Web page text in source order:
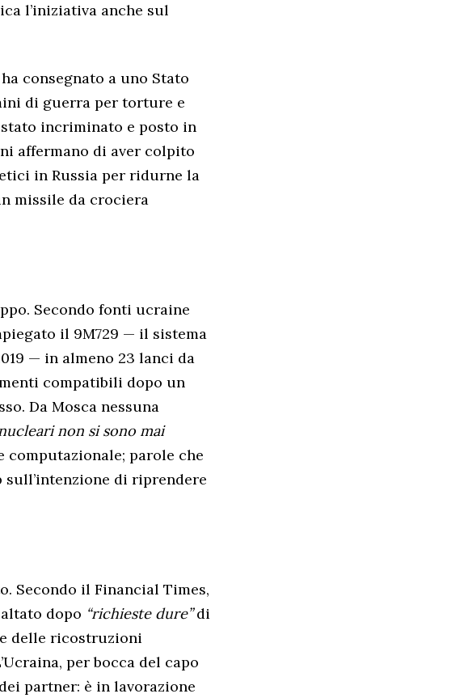
l’iniziativa anche sul
consegnato a uno Stato
di guerra per torture e
incriminato e posto in
affermano di aver colpito
in Russia per ridurne la
missile da crociera
Secondo fonti ucraine
il 9M729 — il sistema
— in almeno 23 lanci da
compatibili dopo un
Da Mosca nessuna
non si sono mai
computazionale; parole che
sull’intenzione di riprendere
Secondo il Financial Times,
dopo “richieste dure”di
delle ricostruzioni
per bocca del capo
partner: è in lavorazione